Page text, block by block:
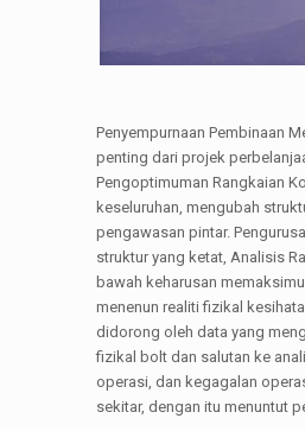
Penyempurnaan Pembinaan
penting dari projek
Pengoptimuman Rangkaian
keseluruhan, mengubah
pengawasan pintar.
struktur yang ketat, Analisis
bawah keharusan
menenun realiti fizikal
didorong oleh data yang
fizikal bolt dan salutan ke
operasi, dan kegagalan
sekitar, dengan itu menuntut